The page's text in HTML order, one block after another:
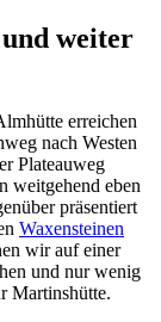
weiter
erreichen
nach Westen
Plateauweg
weitgehend eben
präsentiert
Waxensteinen
wir auf einer
und nur wenig
Martinshütte.